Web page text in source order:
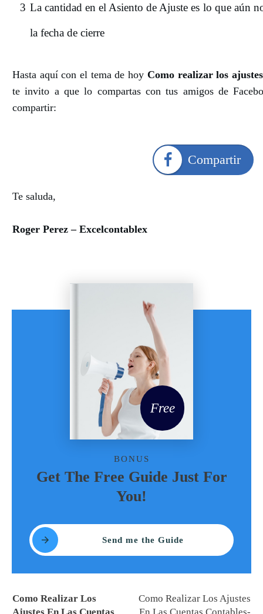
3 La cantidad en el Asiento de Ajuste es lo que aún
la fecha de cierre
Hasta aquí con el tema de hoy Como realizar los
te invito a que lo compartas con tus amigos de
compartir:
Compartir
Te saluda,
Roger Perez – Excelcontablex
BONUS
Get The Free Guide Just For
You!
Send me the Guide
Free
Como Realizar Los
Como Realizar Los Ajustes